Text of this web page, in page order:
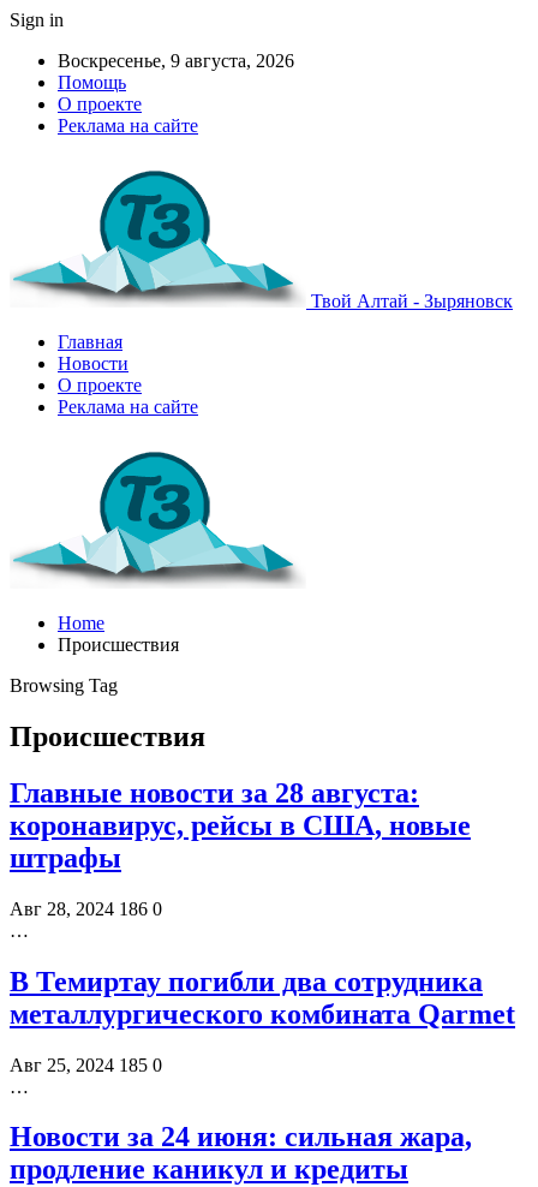
Sign in
Воскресенье, 9 августа, 2026
Помощь
О проекте
Реклама на сайте
Твой Алтай - Зыряновск
Главная
Новости
О проекте
Реклама на сайте
Home
Происшествия
Browsing Tag
Происшествия
Главные новости за 28 августа:
коронавирус, рейсы в США, новые
штрафы
Авг 28, 2024 186 0
…
В Темиртау погибли два сотрудника
металлургического комбината Qarmet
Авг 25, 2024 185 0
…
Новости за 24 июня: сильная жара,
продление каникул и кредиты